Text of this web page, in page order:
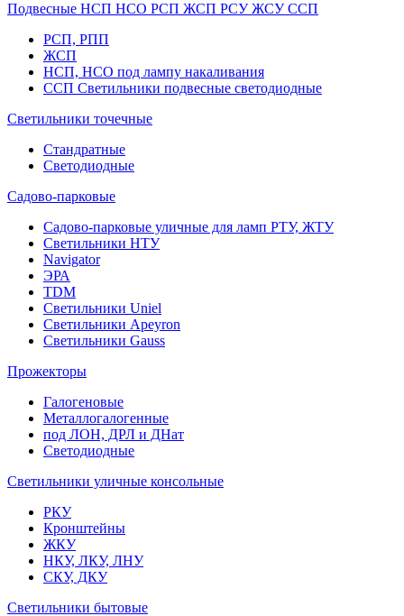
Подвесные НСП НСО РСП ЖСП РСУ ЖСУ ССП
РСП, РПП
ЖСП
НСП, НСО под лампу накаливания
ССП Светильники подвесные светодиодные
Светильники точечные
Стандратные
Светодиодные
Садово-парковые
Садово-парковые уличные для ламп РТУ, ЖТУ
Светильники НТУ
Navigator
ЭРА
TDM
Светильники Uniel
Светильники Apeyron
Светильники Gauss
Прожекторы
Галогеновые
Металлогалогенные
под ЛОН, ДРЛ и ДНат
Светодиодные
Светильники уличные консольные
РКУ
Кронштейны
ЖКУ
НКУ, ЛКУ, ЛНУ
СКУ, ДКУ
Светильники бытовые